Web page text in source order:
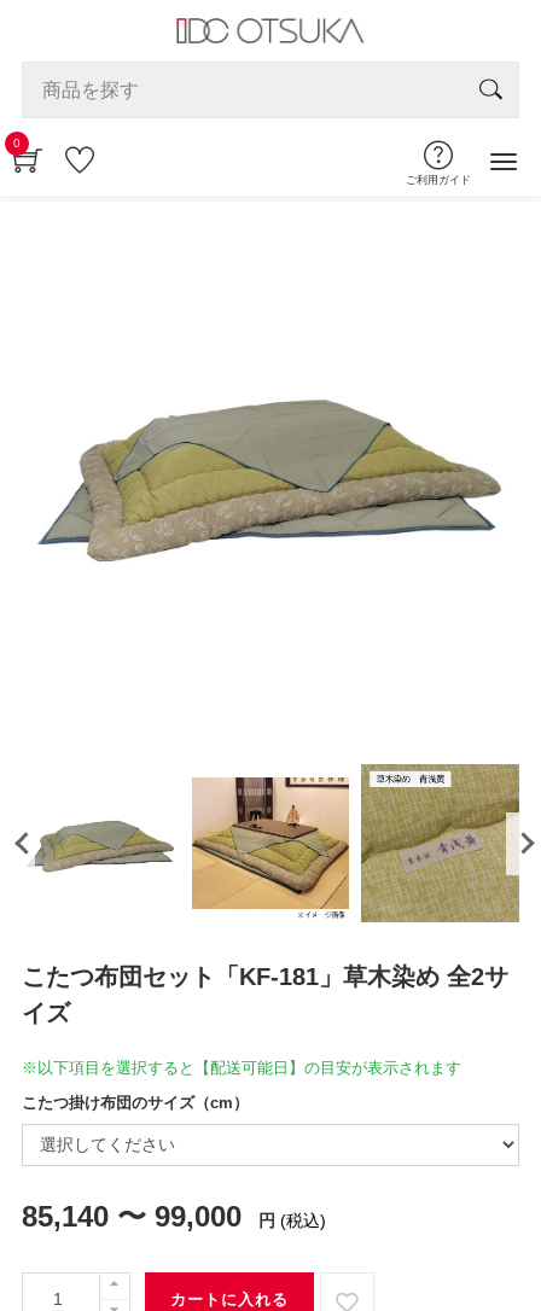
0
ご利用ガイド
こたつ布団セット「KF-181」草木染め 全2サ
イズ
※以下項目を選択すると【配送可能日】の目安が表示されます
こたつ掛け布団のサイズ（cm）
85,140 〜 99,000 円 (税込)
カートに入れる